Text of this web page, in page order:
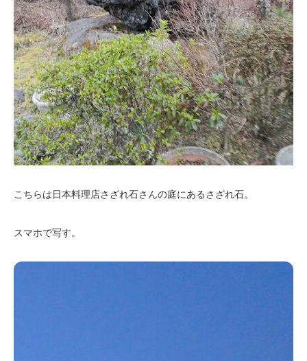
こちらは日本料理店さざれ石さんの庭にあるさざれ石。
スマホで写す。